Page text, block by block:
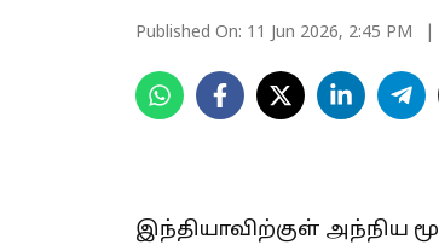
Published On: 11 Jun 2026, 2:45 PM
இந்தியாவிற்குள் அந்நிய